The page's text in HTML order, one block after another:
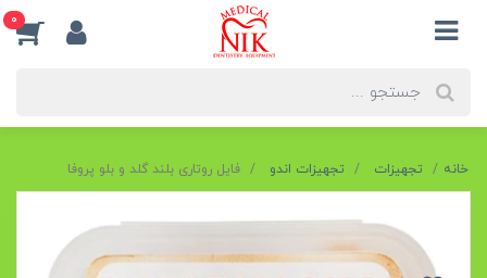
0
خانه تجهیزات تجهیزات اندو فایل روتاری بلند گلد و بلو پروفا